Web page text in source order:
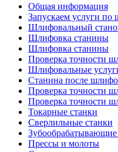
Общая информация
Запускаем услуги по
Шлифовальный
Шлифовка станины
Шлифовка станины
Проверка точности
Шлифовальные
Станина после
Проверка точности
Проверка точности
Токарные станки
Сверлильные станки
Зубообрабатывающие
Прессы и молоты